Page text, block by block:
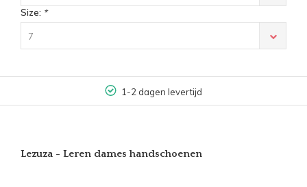
Size: *
7
1-2 dagen levertijd
Lezuza - Leren dames handschoenen